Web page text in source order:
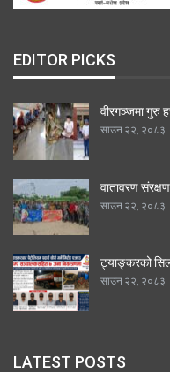
EDITOR PICKS
वीरगञ्जमा गुरु
साउन २२, २०८३
वातावरण
साउन २२, २०८३
ट्याङ्करको
साउन २२, २०८३
LATEST POSTS